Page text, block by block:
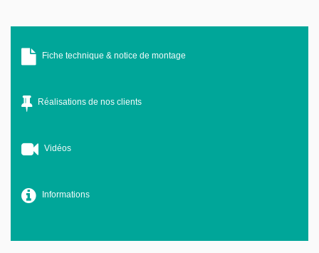
Fiche technique & notice de montage
Réalisations de nos clients
Vidéos
Informations